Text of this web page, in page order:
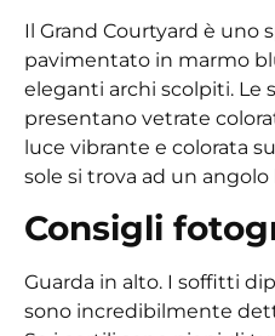
Il Grand Courtyard è uno
pavimentato in marmo
eleganti archi scolpiti. Le
presentano vetrate
luce vibrante e colorata
sole si trova ad un angolo
Consigli
Guarda in alto. I soffitti
sono incredibilmente